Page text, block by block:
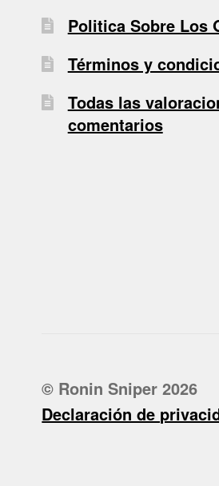
Politica Sobre Los
Términos y
Todas las
comentarios
© Ronin Sniper 2026
Declaración de